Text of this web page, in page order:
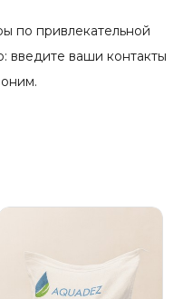
по привлекательной
введите ваши контакты